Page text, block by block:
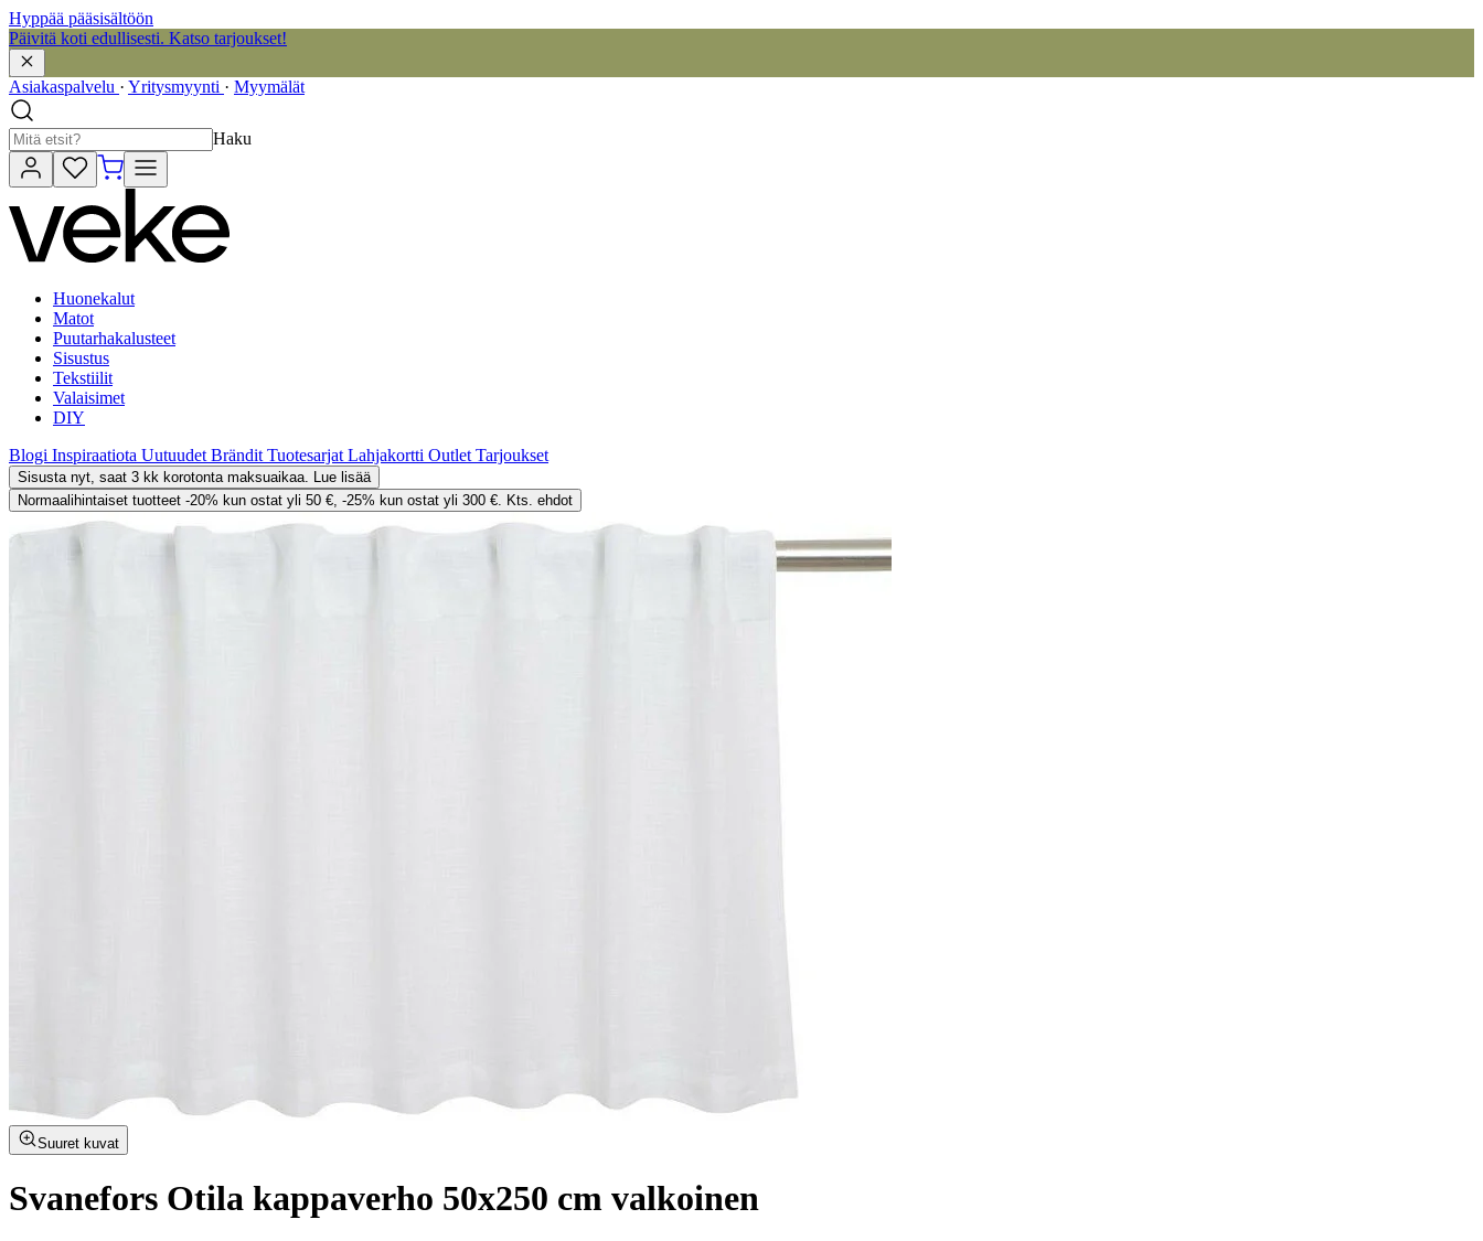
Hyppää pääsisältöön
Päivitä koti edullisesti. Katso tarjoukset!
Asiakaspalvelu · Yritysmyynti · Myymälät
Haku
Huonekalut
Matot
Puutarhakalusteet
Sisustus
Tekstiilit
Valaisimet
DIY
Blogi Inspiraatiota Uutuudet Brändit Tuotesarjat Lahjakortti Outlet Tarjoukset
Sisusta nyt, saat 3 kk korotonta maksuaikaa. Lue lisää
Normaalihintaiset tuotteet -20% kun ostat yli 50 €, -25% kun ostat yli 300 €. Kts. ehdot
Suuret kuvat
Svanefors Otila kappaverho 50x250 cm valkoinen